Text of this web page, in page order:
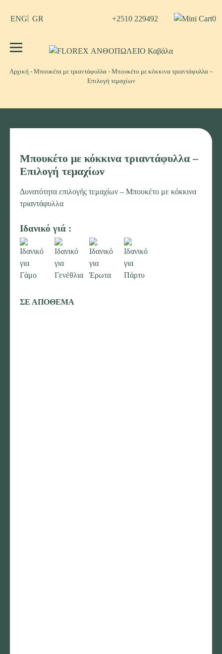
ENG GR +2510 229492 0
Αρχική - Μπουκέτα με τριαντάφυλλα- Μπουκέτο με κόκκινα τριαντάφυλλα –
Επιλογή τεμαχίων
Μπουκέτο με κόκκινα τριαντάφυλλα –
Επιλογή τεμαχίων
Δυνατότητα επιλογής τεμαχίων – Μπουκέτο με κόκκινα
τριαντάφυλλα
Ιδανικό γιά :
ΣΕ ΑΠΟΘΕΜΑ